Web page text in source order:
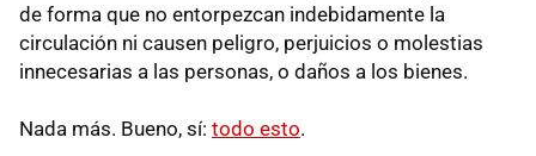
de forma que no entorpezcan indebidamente la
circulación ni causen peligro, perjuicios o molestias
innecesarias a las personas, o daños a los bienes.
Nada más. Bueno, sí: todo esto.